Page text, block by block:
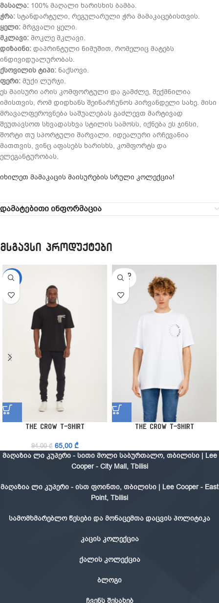
მასალა: 100% მაღალი ხარისხის ბამბა.
ჭრა: სტანდარტული, რეგულარული ჭრა მამაკაცებისთვის.
ყელი: მრგვალი ყელი.
მკლავი: მოკლე მკლავი.
დიზაინი: დაპრინტული ნიმუშით, რომელიც მატებს
ინდივიდუალურობას.
ქსოვილის ტიპი: ნაქსოვი.
ფერი: მუქი ლურჯი.
ეს მაისური არის კომფორტული და გამძლე, შექმნილია
იმისთვის, რომ დიდხანს შეინარჩუნოს პირვანდელი სახე. მისი
მრავალფეროვნება საშუალებას გაძლევთ მარტივად
შეუთავსოთ სხვადასხვა სტილის სამოსს, იქნება ეს ჯინსი,
შორტი თუ სპორტული შარვალი. იდეალური არჩევანია
მათთვის, ვინც აფასებს ხარისხს, კომფორტს და
ელეგანტურობას.
იხილეთ მამაკაცის მაისურების სრული კოლექცია!
დამატებითი ინფორმაცია
მსგავსი პროდუქტები
-31%
The Crow T-Shirt
94,00₾ 65,00 ₾
SOLD
OUT
The Crow T-Shirt
მაღაზია ლი კუპერი - სითი მოლი საბურთალო, თბილისი | Lee
Cooper - City Mall, Tbilisi
მაღაზია ლი კუპერი - ისთ ფოინთი, თბილისი | Lee Cooper - East
Point, Tbilisi
სამომხმარებლო წესები და მონაცემთა დაცვის პოლიტიკა
კაცის კოლექცია
ქალის კოლექცია
ბლოგი
ჩვენს შესახებ